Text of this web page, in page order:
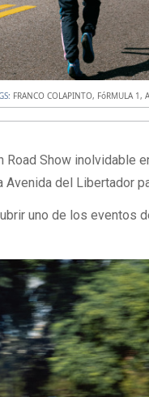
FRANCO COLAPINTO, FóRMULA 1,
Show inolvidable
Avenida del Libertador
uno de los eventos